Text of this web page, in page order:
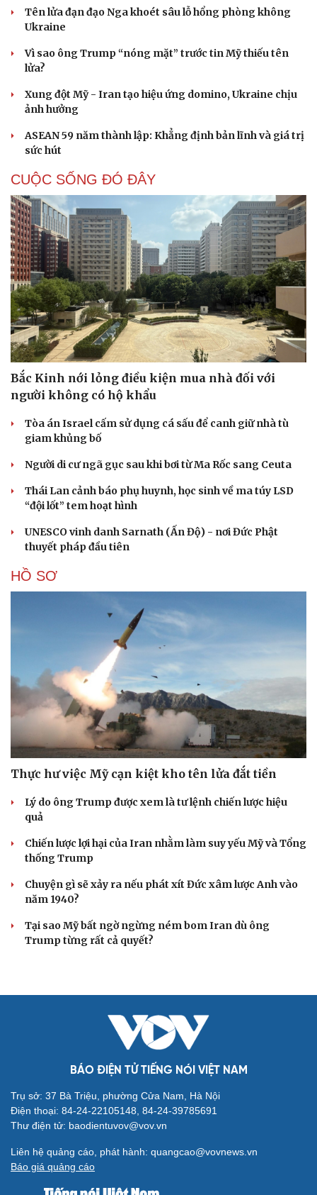
Cải chính
Tên lửa đạn đạo Nga khoét sâu lỗ hổng phòng không
Ukraine
Vì sao ông Trump “nóng mặt” trước tin Mỹ thiếu tên
lửa?
Xung đột Mỹ - Iran tạo hiệu ứng domino, Ukraine chịu
ảnh hưởng
ASEAN 59 năm thành lập: Khẳng định bản lĩnh và giá trị
sức hút
CUỘC SỐNG ĐÓ ĐÂY
Bắc Kinh nới lỏng điều kiện mua nhà đối với
người không có hộ khẩu
Tòa án Israel cấm sử dụng cá sấu để canh giữ nhà tù
giam khủng bố
Người di cư ngã gục sau khi bơi từ Ma Rốc sang Ceuta
Thái Lan cảnh báo phụ huynh, học sinh về ma túy LSD
“đội lốt” tem hoạt hình
UNESCO vinh danh Sarnath (Ấn Độ) - nơi Đức Phật
thuyết pháp đầu tiên
HỒ SƠ
Thực hư việc Mỹ cạn kiệt kho tên lửa đắt tiền
Lý do ông Trump được xem là tư lệnh chiến lược hiệu
quả
Chiến lược lợi hại của Iran nhằm làm suy yếu Mỹ và Tổng
thống Trump
Chuyện gì sẽ xảy ra nếu phát xít Đức xâm lược Anh vào
năm 1940?
Tại sao Mỹ bất ngờ ngừng ném bom Iran dù ông
Trump từng rất cả quyết?
BÁO ĐIỆN TỬ TIẾNG NÓI VIỆT NAM
Trụ sở: 37 Bà Triệu, phường Cửa Nam, Hà Nội
Điện thoại: 84-24-22105148, 84-24-39785691
Thư điện tử: baodientuvov@vov.vn
Liên hệ quảng cáo, phát hành: quangcao@vovnews.vn
Báo giá quảng cáo